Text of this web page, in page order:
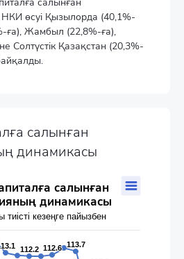
өсуі Қызылорда (40,1%-
ға), Жамбыл (22,8%-ға),
Солтүстік Қазақстан (20,3%-
салынған
динамикасы
инвестицияның динамикасы
points.
кезеңге пайызбен
displaying categories.
displaying values. Data ranges from
салынған
динамикасы
тиісті кезеңге пайызбен
112.2
112.2 112.6
112.6 113.7
113.7